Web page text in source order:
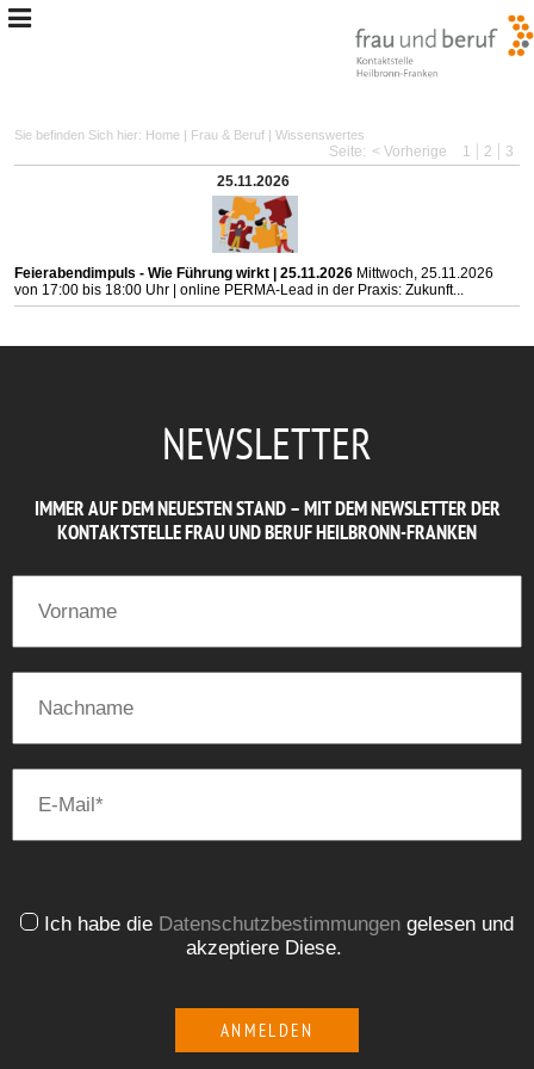
Sie befinden Sich hier: Home | Frau & Beruf | Wissenswertes
Seite: < Vorherige 1 2
3
25.11.2026
Feierabendimpuls - Wie Führung wirkt | 25.11.2026 Mittwoch, 25.11.2026
von 17:00 bis 18:00 Uhr | online PERMA-Lead in der Praxis: Zukunft...
NEWSLETTER
IMMER AUF DEM NEUESTEN STAND – MIT DEM NEWSLETTER DER
KONTAKTSTELLE FRAU UND BERUF HEILBRONN-FRANKEN
Ich habe die Datenschutzbestimmungen gelesen und
akzeptiere Diese.
ANMELDEN